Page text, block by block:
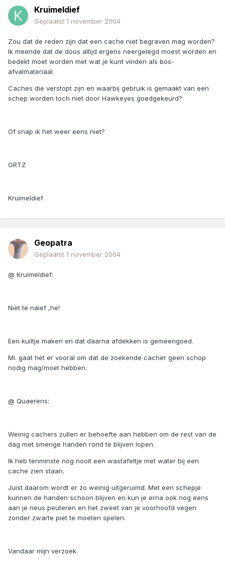
Kruimeldief
Geplaatst 1 november 2004
Zou dat de reden zijn dat een cache niet begraven mag worden?
Ik meende dat de doos altijd ergens neergelegd moest worden en
bedekt moet worden met wat je kunt vinden als bos-
afvalmateriaal.
Caches die verstopt zijn en waarbij gebruik is gemaakt van een
schep worden toch niet door Hawkeyes goedgekeurd?
Of snap ik het weer eens niet?
GRTZ
Kruimeldief
Geopatra
Geplaatst 1 november 2004
@ Kruimeldief:
Niet te naief ,he!
Een kuiltje maken en dat daarna afdekken is gemeengoed.
Mi. gaat het er vooral om dat de zoekende cacher geen schop
nodig mag/moet hebben.
@ Quaerens:
Weinig cachers zullen er behoefte aan hebben om de rest van de
dag met smerige handen rond te blijven lopen.
Ik heb tenminste nog nooit een wastafeltje met water bij een
cache zien staan.
Juist daarom wordt er zo weinig uitgeruimd. Met een schepje
kunnen de handen schoon blijven en kun je erna ook nog eens
aan je neus peuteren en het zweet van je voorhoofd vegen
zonder zwarte piet te moeten spelen.
Vandaar mijn verzoek.